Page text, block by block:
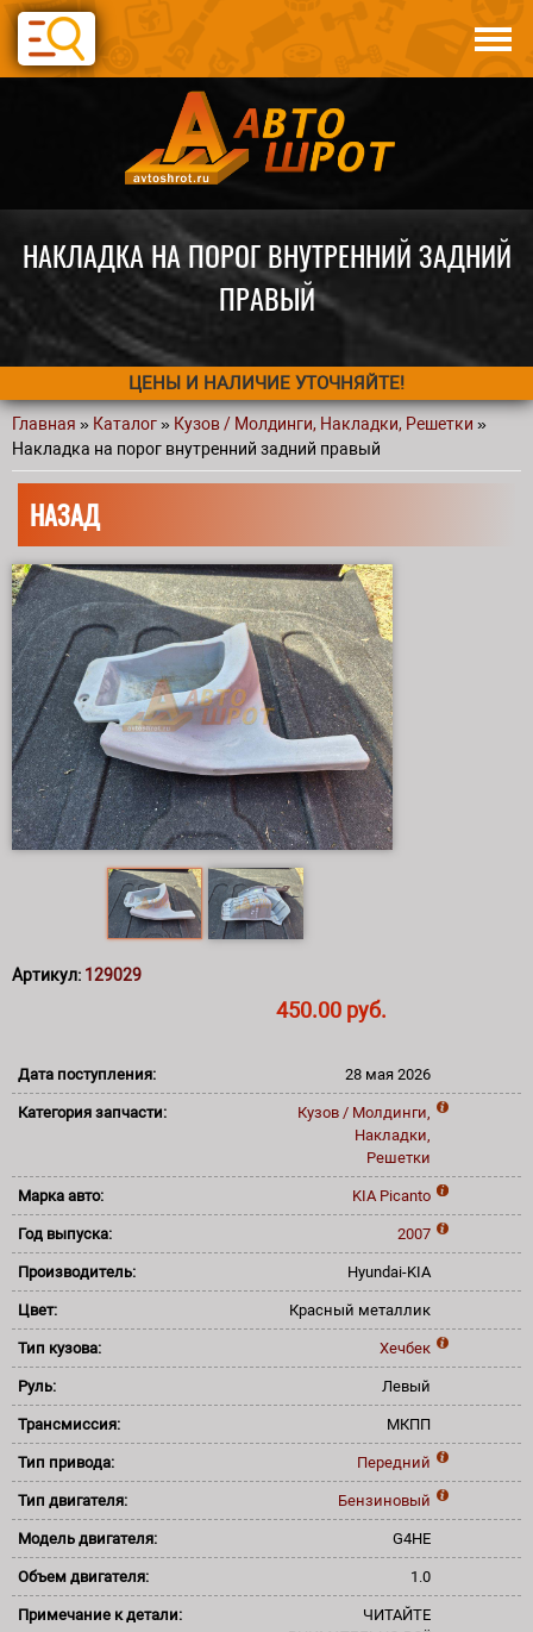
Перейти к основному содержанию
Авто по запчастям
Статьи
НАКЛАДКА НА ПОРОГ ВНУТРЕННИЙ ЗАДНИЙ
ПРАВЫЙ
ЦЕНЫ И НАЛИЧИЕ УТОЧНЯЙТЕ!
Вы здесь
Главная » Каталог» Кузов / Молдинги, Накладки, Решетки »
Накладка на порог внутренний задний правый
НАЗАД
Артикул: 129029
450.00 руб.
Дата поступления: 28 мая 2026
Категория запчасти:
Кузов / Молдинги,
Накладки,
Решетки
Марка авто: KIA Picanto
Год выпуска: 2007
Производитель: Hyundai-KIA
Цвет: Красный металлик
Тип кузова: Хечбек
Руль: Левый
Трансмиссия: МКПП
Тип привода: Передний
Тип двигателя: Бензиновый
Модель двигателя: G4HE
Объем двигателя: 1.0
Примечание к детали:
ЧИТАЙТЕ